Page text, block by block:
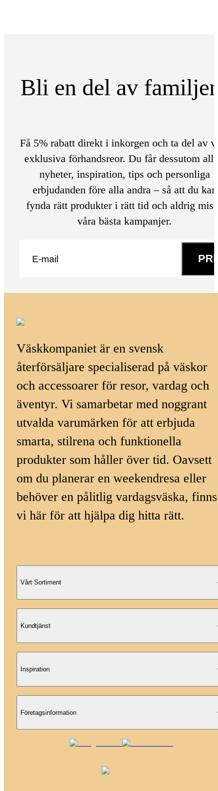
Bli en del av
Få 5% rabatt direkt i inkorgen och ta del av
exklusiva förhandsreor. Du får dessutom
nyheter, inspiration, tips och personliga
erbjudanden före alla andra – så att du kan
fynda rätt produkter i rätt tid och aldrig
våra bästa kampanjer.
Väskkompaniet är en svensk
återförsäljare specialiserad på väskor
och accessoarer för resor, vardag och
äventyr. Vi samarbetar med noggrant
utvalda varumärken för att erbjuda
smarta, stilrena och funktionella
produkter som håller över tid. Oavsett
om du planerar en weekendresa eller
behöver en pålitlig vardagsväska, finns
vi här för att hjälpa dig hitta rätt.
Vårt Sortiment
Kundtjänst
Inspiration
Företagsinformation